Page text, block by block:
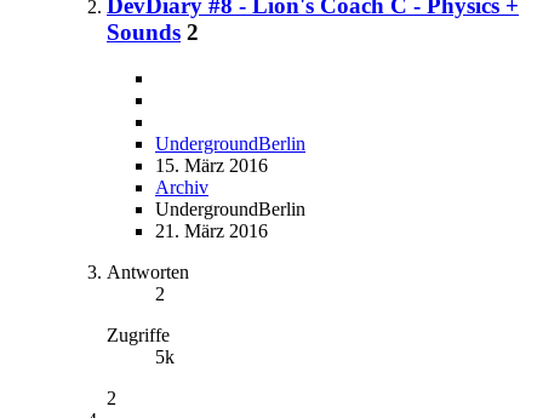
Sounds 2
UndergroundBerlin
15. März 2016
Archiv
UndergroundBerlin
21. März 2016
Antworten
2
Zugriffe
5k
2